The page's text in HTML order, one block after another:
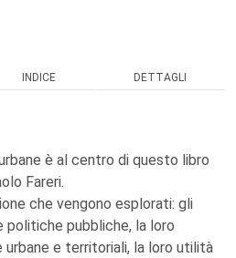
INDICE DETTAGLI
è al centro di questo libro
Fareri.
che vengono esplorati: gli
pubbliche, la loro
e territoriali, la loro utilità